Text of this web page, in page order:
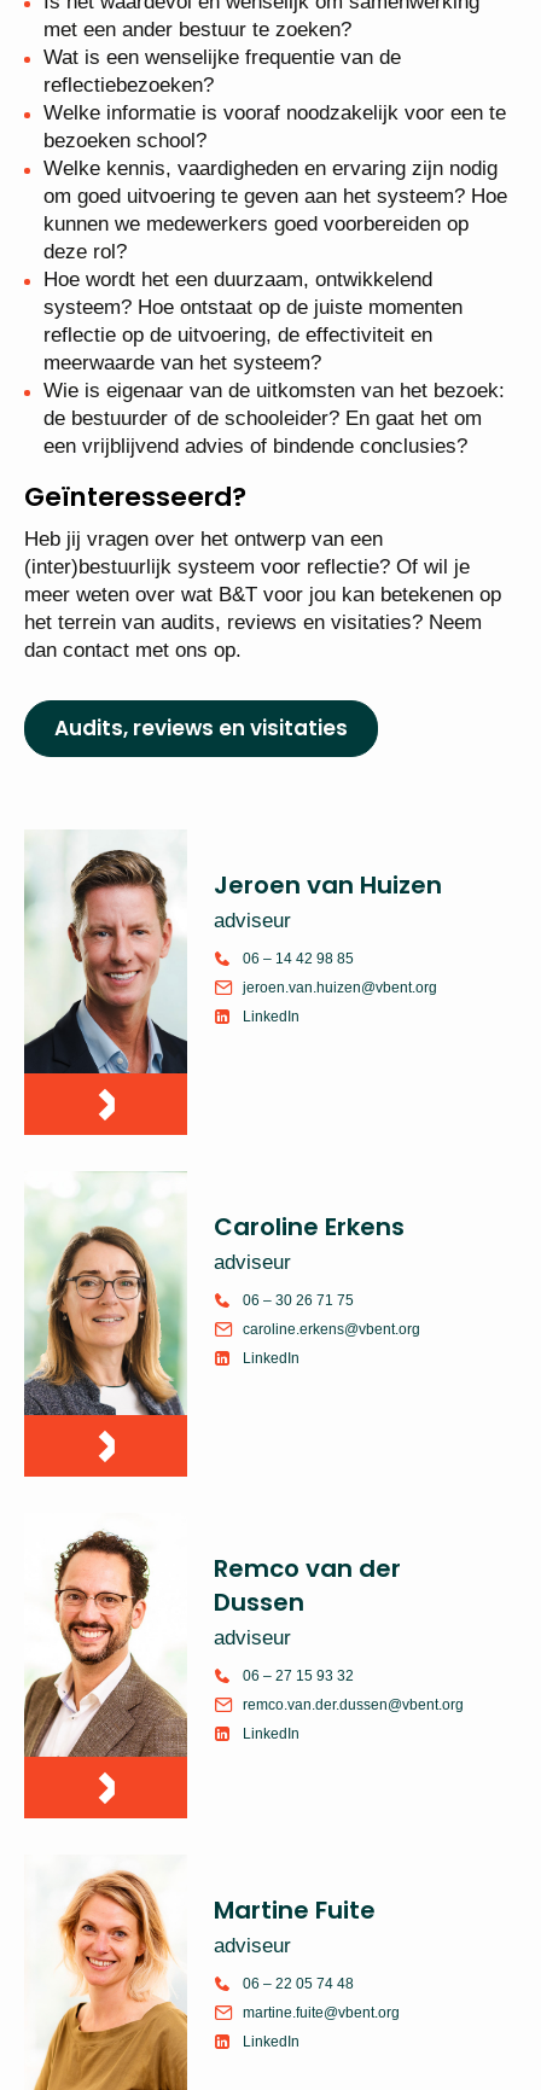
met een ander bestuur te zoeken?
Wat is een wenselijke frequentie van de
reflectiebezoeken?
Welke informatie is vooraf noodzakelijk voor een te
bezoeken school?
Welke kennis, vaardigheden en ervaring zijn nodig
om goed uitvoering te geven aan het systeem? Hoe
kunnen we medewerkers goed voorbereiden op
deze rol?
Hoe wordt het een duurzaam, ontwikkelend
systeem? Hoe ontstaat op de juiste momenten
reflectie op de uitvoering, de effectiviteit en
meerwaarde van het systeem?
Wie is eigenaar van de uitkomsten van het bezoek:
de bestuurder of de schooleider? En gaat het om
een vrijblijvend advies of bindende conclusies?
Geïnteresseerd?
Heb jij vragen over het ontwerp van een
(inter)bestuurlijk systeem voor reflectie? Of wil je
meer weten over wat B&T voor jou kan betekenen op
het terrein van audits, reviews en visitaties? Neem
dan contact met ons op.
Audits, reviews en visitaties
Jeroen van Huizen
adviseur
06 – 14 42 98 85
jeroen.van.huizen@vbent.org
LinkedIn
Caroline Erkens
adviseur
06 – 30 26 71 75
caroline.erkens@vbent.org
LinkedIn
Remco van der
Dussen
adviseur
06 – 27 15 93 32
remco.van.der.dussen@vbent.org
LinkedIn
Martine Fuite
adviseur
06 – 22 05 74 48
martine.fuite@vbent.org
LinkedIn